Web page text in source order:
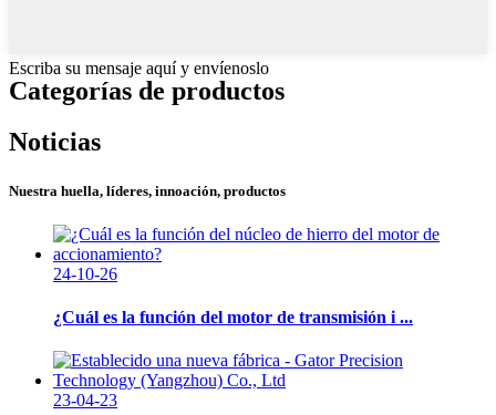
Escriba su mensaje aquí y envíenoslo
Categorías de productos
Noticias
Nuestra huella, líderes, innoación, productos
24-10-26
¿Cuál es la función del motor de transmisión i ...
23-04-23